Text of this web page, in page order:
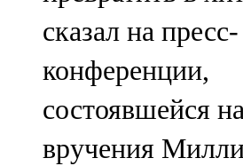
сказал на пресс-
конференции,
состоявшейся
вручения